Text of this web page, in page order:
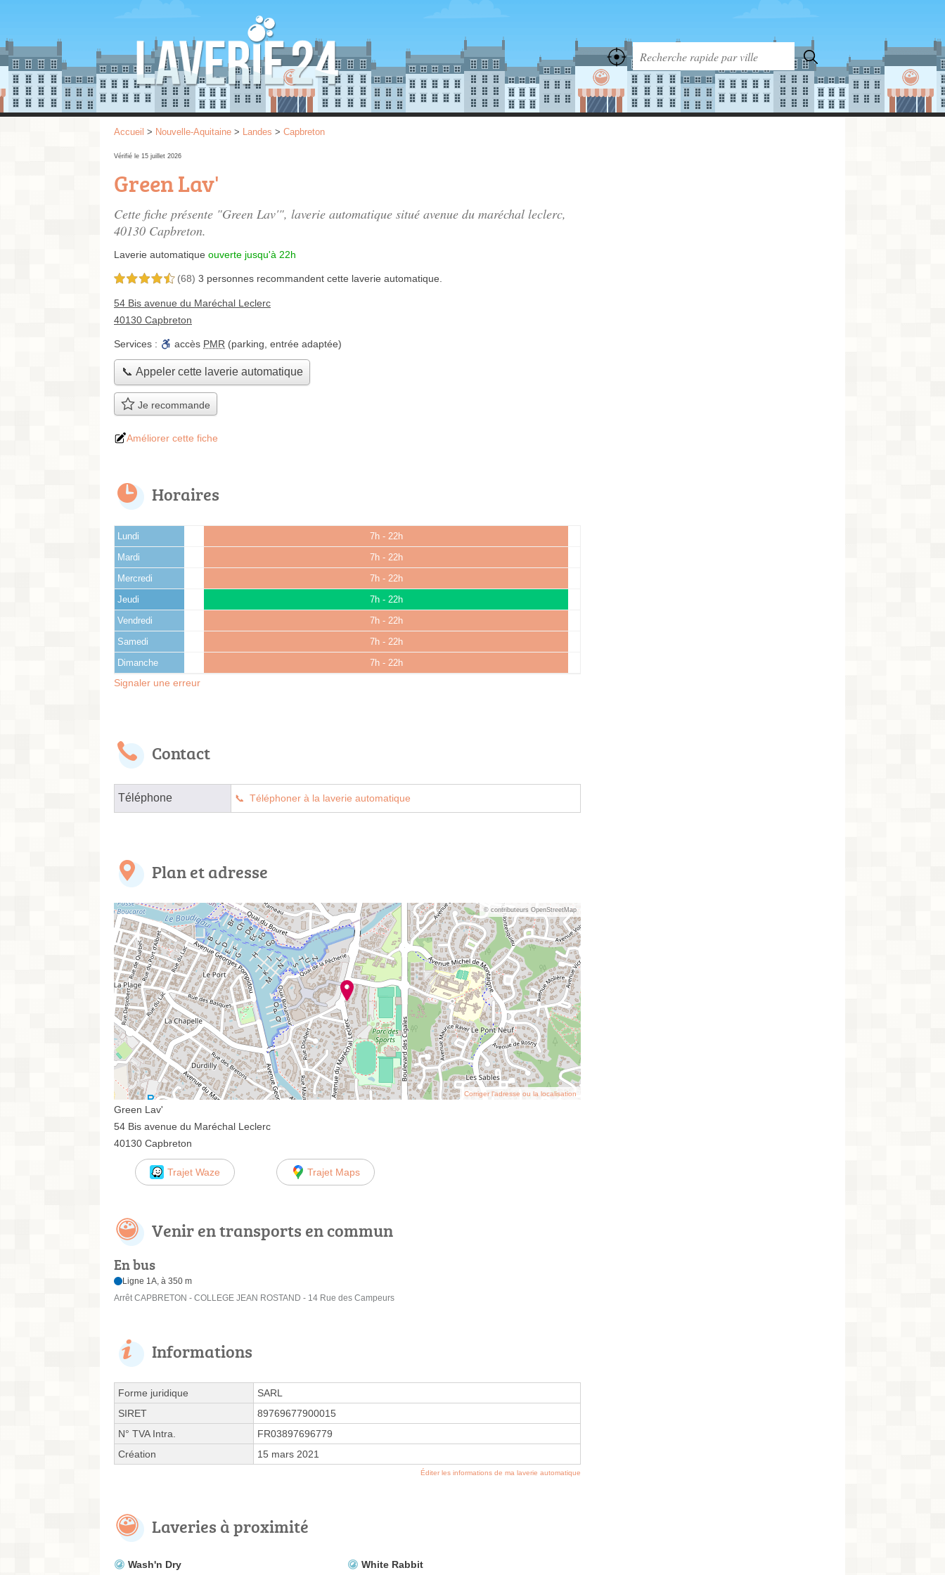
Accueil > Nouvelle-Aquitaine > Landes > Capbreton
Vérifié le 15 juillet 2026
Green Lav'
Cette fiche présente "Green Lav'", laverie automatique situé avenue du maréchal leclerc,
40130 Capbreton.
Laverie automatique ouverte jusqu'à 22h
4,5 étoiles sur 5 (68) 3 personnes recommandent cette laverie automatique.
54 Bis avenue du Maréchal Leclerc
40130 Capbreton
Services : accès PMR (parking, entrée adaptée)
📞 Appeler cette laverie automatique
Je recommande
Améliorer cette fiche
Horaires
Lundi 7h - 22h
Mardi 7h - 22h
Mercredi 7h - 22h
Jeudi 7h - 22h
Vendredi 7h - 22h
Samedi 7h - 22h
Dimanche 7h - 22h
Signaler une erreur
Contact
Téléphone Téléphoner à la laverie automatique
Plan et adresse
© contributeurs OpenStreetMap
Corriger l’adresse ou la localisation
Green Lav'
54 Bis avenue du Maréchal Leclerc
40130 Capbreton
Trajet Waze Trajet Maps
Venir en transports en commun
En bus
Ligne 1A, à 350 m
Arrêt CAPBRETON - COLLEGE JEAN ROSTAND - 14 Rue des Campeurs
Informations
Forme juridique
SARL
SIRET
89769677900015
N° TVA Intra.
FR03897696779
Création
15 mars 2021
Éditer les informations de ma laverie automatique
Laveries à proximité
Wash'n Dry
White Rabbit